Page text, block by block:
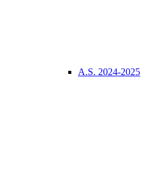
A.S. 2024-2025